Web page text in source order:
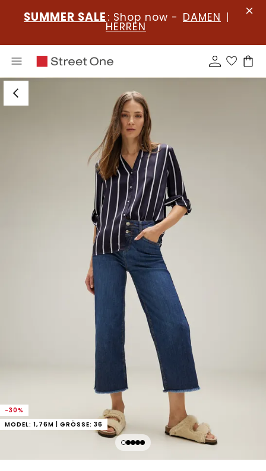
SUMMER SALE : Shop now - DAMEN |
HERREN
-30%
MODEL: 1,76M | GRÖSSE: 36